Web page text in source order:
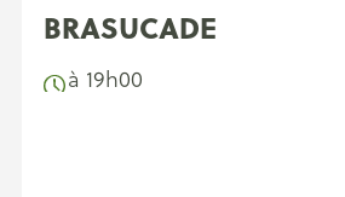
BRASUCADE
à 19h00